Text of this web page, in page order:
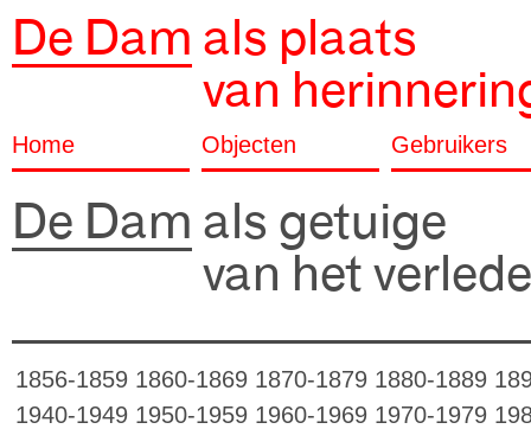
De Dam als plaats
van
Home Objecten Gebruikers
De Dam als getuige
van het
1856-1859 1860-1869 1870-1879 1880-1889
1940-1949 1950-1959 1960-1969 1970-1979